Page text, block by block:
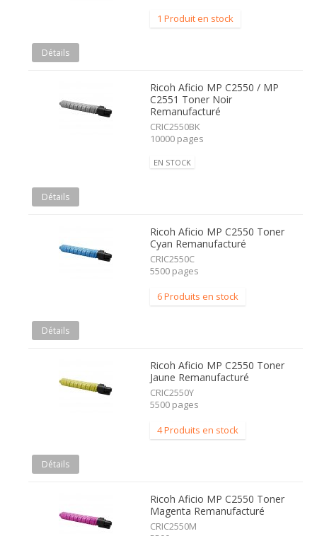
1 Produit en stock
Détails
Ricoh Aficio MP C2550 / MP
C2551 Toner Noir
Remanufacturé
CRIC2550BK
10000 pages
EN STOCK
Détails
Ricoh Aficio MP C2550 Toner
Cyan Remanufacturé
CRIC2550C
5500 pages
6 Produits en stock
Détails
Ricoh Aficio MP C2550 Toner
Jaune Remanufacturé
CRIC2550Y
5500 pages
4 Produits en stock
Détails
Ricoh Aficio MP C2550 Toner
Magenta Remanufacturé
CRIC2550M